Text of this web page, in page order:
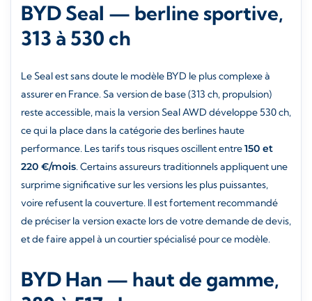
BYD Seal — berline sportive,
313 à 530 ch
Le Seal est sans doute le modèle BYD le plus complexe à
assurer en France. Sa version de base (313 ch, propulsion)
reste accessible, mais la version Seal AWD développe 530 ch,
ce qui la place dans la catégorie des berlines haute
performance. Les tarifs tous risques oscillent entre150 et
220 €/mois. Certains assureurs traditionnels appliquent une
surprime significative sur les versions les plus puissantes,
voire refusent la couverture. Il est fortement recommandé
de préciser la version exacte lors de votre demande de devis,
et de faire appel à un courtier spécialisé pour ce modèle.
BYD Han — haut de gamme,